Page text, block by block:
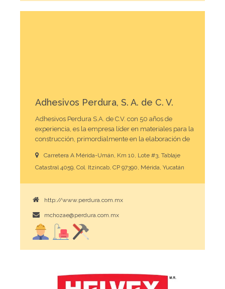
Adhesivos Perdura, S. A. de C. V.
Adhesivos Perdura S.A. de C.V. con 50 años de
experiencia, es la empresa líder en materiales para la
construcción, primordialmente en la elaboración de
estucos.
Carretera A Mérida-Umán, Km 10, Lote #3, Tablaje
Catastral 4059, Col. Itzincab, CP 97390, Mérida, Yucatán
http://www.perdura.com.mx
mchozae@perdura.com.mx